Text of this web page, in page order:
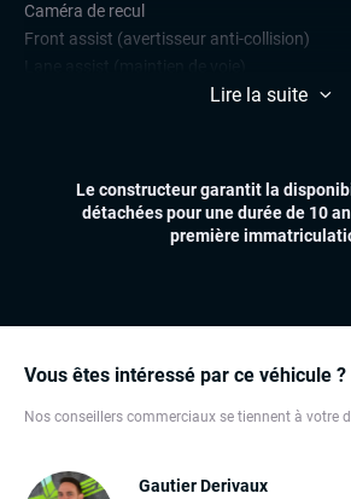
Vous êtes intéressé par ce véhicule ?
Nos conseillers commerciaux se tiennent à votre
Gautier Derivaux
Caméra de recul
Front assist (avertisseur anti-collision)
Radars de stationnement avant et arrière
Accès et démarrage mains libres
Affichage tête haute (head-up display)
Virtual cockpit (live cockpit, compteur digital)
Volant multifonctions
ÉLECTRONIQUE
Lire la suite
Le constructeur garantit la
détachées pour une durée de 10
première